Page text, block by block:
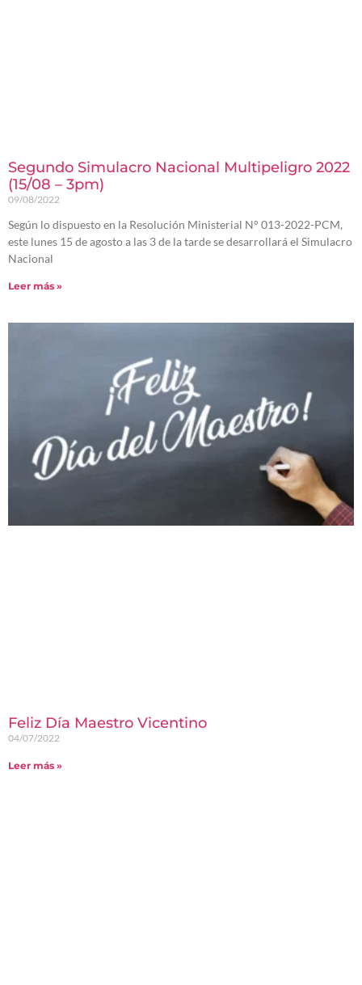
Segundo Simulacro Nacional Multipeligro 2022
(15/08 – 3pm)
09/08/2022
Según lo dispuesto en la Resolución Ministerial N° 013-2022-PCM,
este lunes 15 de agosto a las 3 de la tarde se desarrollará el Simulacro
Nacional
Leer más »
Feliz Día Maestro Vicentino
04/07/2022
Leer más »